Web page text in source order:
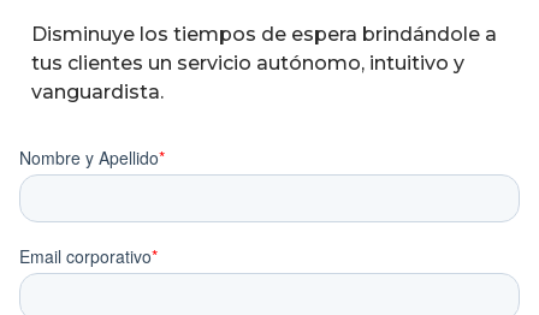
Disminuye los tiempos de espera brindándole a
tus clientes un servicio autónomo, intuitivo y
vanguardista.